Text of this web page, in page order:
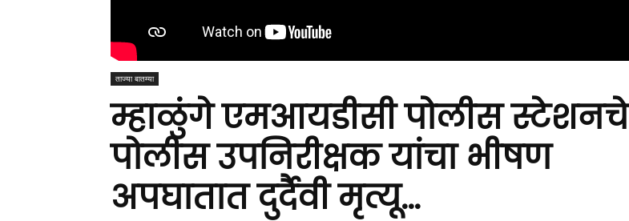
ताज्या बातम्या
म्हाळुंगे एमआयडीसी पोलीस स्टेशनचे
पोलीस उपनिरीक्षक यांचा भीषण
अपघातात दुर्दैवी मृत्यू…